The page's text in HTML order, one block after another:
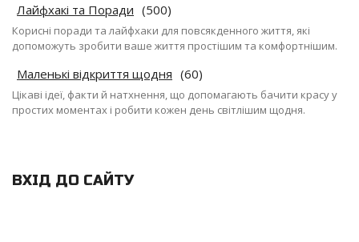
Лайфхакі та Поради (500)
Корисні поради та лайфхаки для повсякденного життя, які
допоможуть зробити ваше життя простішим та комфортнішим.
Маленькі відкриття щодня (60)
Цікаві ідеї, факти й натхнення, що допомагають бачити красу у
простих моментах і робити кожен день світлішим щодня.
ВХІД ДО САЙТУ